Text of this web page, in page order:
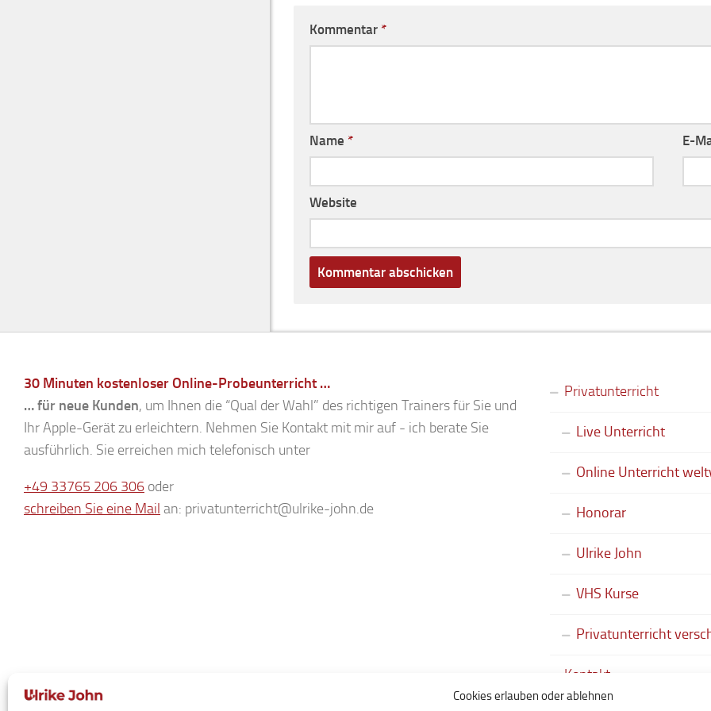
Cookies erlauben oder ablehnen
Kommentar *
Name * E-
Website
30 Minuten kostenloser Online-Probeunterricht …
… für neue Kunden, um Ihnen die “Qual der Wahl” des richtigen Trainers für Sie und
Ihr Apple-Gerät zu erleichtern. Nehmen Sie Kontakt mit mir auf - ich berate Sie
ausführlich. Sie erreichen mich telefonisch unter
+49 33765 206 306 oder
schreiben Sie eine Mail an: privatunterricht@ulrike-john.de
Privatunterricht
Live Unterricht
Online Unterricht
Honorar
Ulrike John
VHS Kurse
Privatunterricht
Kontakt